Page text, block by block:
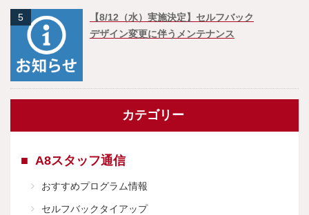
5
【8/12（水）実施決定】セルフバック
デザイン変更に伴うメンテナンス
カテゴリー
A8スタッフ通信
おすすめプログラム情報
セルフバックタイアップ